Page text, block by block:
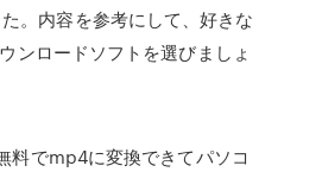
。内容を参考にして、好きな
ンロードソフトを選びましょ
料でmp4に変換できてパソコ